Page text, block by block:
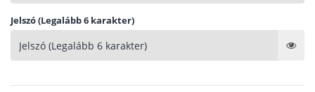
Jelszó (Legalább 6 karakter)